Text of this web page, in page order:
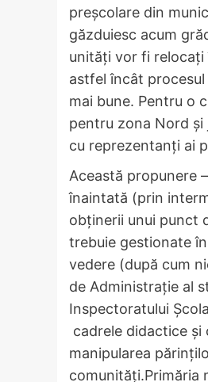
preșcolare din
găzduiesc acum
unități vor fi relocați
astfel încât
mai bune. Pentru o
pentru zona Nord
cu reprezentanți ai
Această propunere
înaintată (prin
obținerii unui punct
trebuie gestionate
vedere (după cum
de Administrație al
Inspectoratului
cadrele didactice și
manipularea
comunități.Primăria